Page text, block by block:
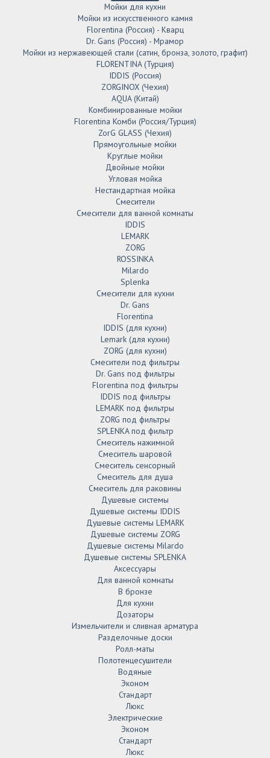
Мойки для кухни
Мойки из искусственного камня
Florentina (Россия) - Кварц
Dr. Gans (Россия) - Мрамор
Мойки из нержавеющей стали (сатин, бронза, золото, графит)
FLORENTINA (Турция)
IDDIS (Россия)
ZORGINOX (Чехия)
AQUA (Китай)
Комбинированные мойки
Florentina Комби (Россия/Турция)
ZorG GLASS (Чехия)
Прямоугольные мойки
Круглые мойки
Двойные мойки
Угловая мойка
Нестандартная мойка
Смесители
Смесители для ванной комнаты
IDDIS
LEMARK
ZORG
ROSSINKA
Milardo
Splenka
Смесители для кухни
Dr. Gans
Florentina
IDDIS (для кухни)
Lemark (для кухни)
ZORG (для кухни)
Смесители под фильтры
Dr. Gans под фильтры
Florentina под фильтры
IDDIS под фильтры
LEMARK под фильтры
ZORG под фильтры
SPLENKA под фильтр
Смеситель нажимной
Смеситель шаровой
Смеситель сенсорный
Смеситель для душа
Смеситель для раковины
Душевые системы
Душевые системы IDDIS
Душевые системы LEMARK
Душевые системы ZORG
Душевые системы Milardo
Душевые системы SPLENKA
Аксессуары
Для ванной комнаты
В бронзе
Для кухни
Дозаторы
Измельчители и сливная арматура
Разделочные доски
Ролл-маты
Полотенцесушители
Водяные
Эконом
Стандарт
Люкс
Электрические
Эконом
Стандарт
Люкс